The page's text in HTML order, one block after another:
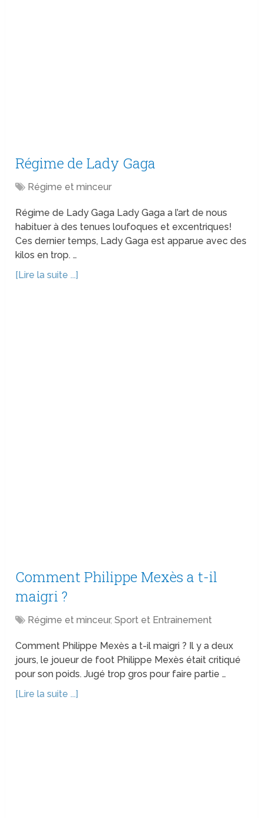
Régime de Lady Gaga
Régime et minceur
Régime de Lady Gaga Lady Gaga a l’art de nous
habituer à des tenues loufoques et excentriques!
Ces dernier temps, Lady Gaga est apparue avec des
kilos en trop. …
[Lire la suite ...]
Comment Philippe Mexès a t-il
maigri ?
Régime et minceur,Sport et Entrainement
Comment Philippe Mexès a t-il maigri ? Il y a deux
jours, le joueur de foot Philippe Mexès était critiqué
pour son poids. Jugé trop gros pour faire partie …
[Lire la suite ...]